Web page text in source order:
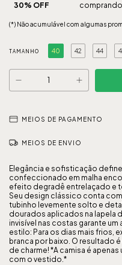
30% OFF
(*) Não acumulável com algumas
TAMANHO 40 42 44
MEIOS DE PAGAMENTO
MEIOS DE ENVIO
Elegância e sofisticação
confeccionado em malha
efeito degradê entrelaçado e
Seu design clássico conta
tubinho levemente solto e
dourados aplicados na lapela
invisível nas costas garante
estilo: Para os dias mais frios,
branca por baixo. O resultado
de charme! *A camisa é
com o vestido.*